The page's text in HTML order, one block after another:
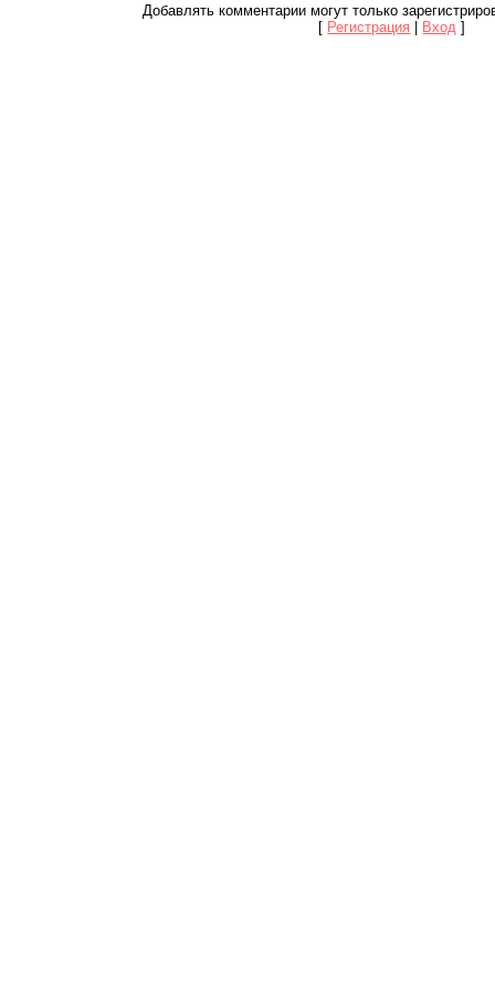
Добавлять комментарии могут только
[ Регистрация Вход ]